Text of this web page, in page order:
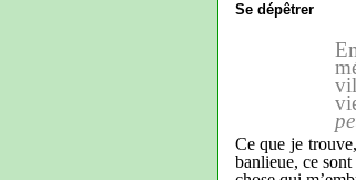
Se dépêtrer
Ce que je
banlieue, ce